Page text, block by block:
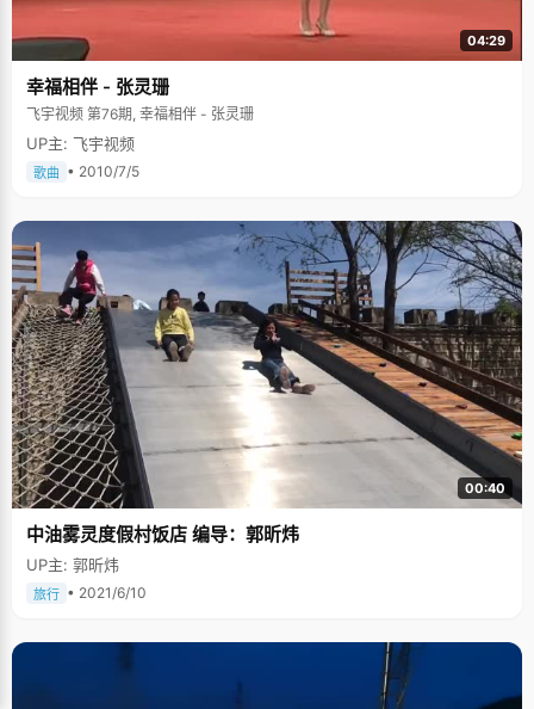
04:29
幸福相伴 - 张灵珊
飞宇视频 第76期, 幸福相伴 - 张灵珊
UP主: 飞宇视频
歌曲 • 2010/7/5
00:40
中油雾灵度假村饭店 编导：郭昕炜
UP主: 郭昕炜
旅行 • 2021/6/10